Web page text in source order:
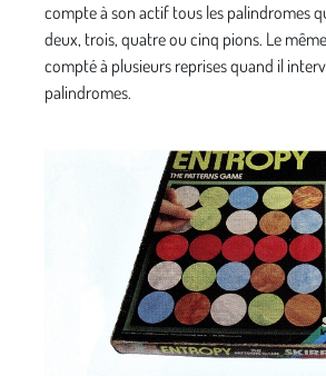
compte à son actif tous les palindromes
deux, trois, quatre ou cinq pions. Le
compté à plusieurs reprises quand il
palindromes.